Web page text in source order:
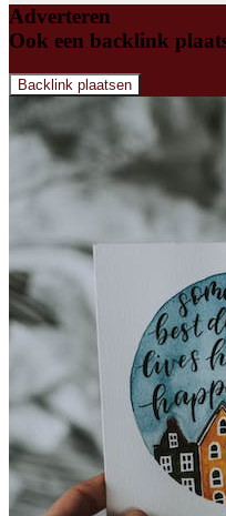
Adverteren
Ook een backlink
Backlink plaatsen